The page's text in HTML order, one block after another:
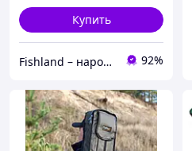
Купить
Fishland – народный рыболовный магазин. Здесь пахнет рыбаком и хорошим отдыхом 92%